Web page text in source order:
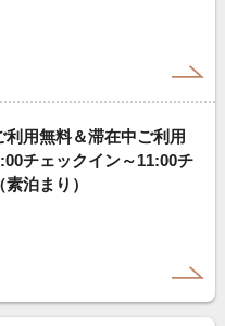
利用無料＆滞在中ご利用
チェックイン～11:00チ
泊まり）